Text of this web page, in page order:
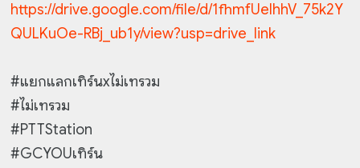
https://drive.google.com/file/d/1fhmfUelhhV_75k2Y
QULKuOe-RBj_ub1y/view?usp=drive_link
#แยกแลกเทิร์นxไม่เทรวม
#ไม่เทรวม
#PTTStation
#GCYOUเทิร์น